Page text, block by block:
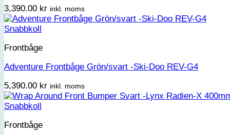
3,390.00 kr inkl. moms
Snabbkoll
Frontbåge
Adventure Frontbåge Grön/svart -Ski-Doo REV-G4
5,390.00 kr inkl. moms
Snabbkoll
Frontbåge